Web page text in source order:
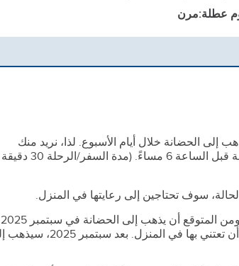
عطلة:مرن
مارس 2023، وعمره حاليًا سنة و4 أشهر. تذهب إلى الحضانة خلال أيام الأسبوع. لذا، نريد منك
توصيلها إلى المدرسة الساعة 7:40 صباحًا واصطحابها من المدرسة قبل الساعة 6 مساءً. (مدة السفر/الرحلة 30 دقيقة
سوف تحتاجين إلى رعايتها في المنزل.
الطفل الآخر - مولود جديد، من المتوقع أن يولد في فبراير 2025. ومن المتوقع أن يذهب إلى الحضانة في سبتمبر 2025
أيضًا. قبل ذلك، من فبراير إلى سبتمبر 2025، 8 أشهر، نحتاج منك أن تعتني بها في المنزل. بعد